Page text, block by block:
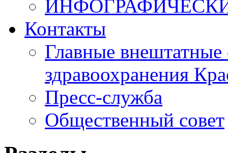
Контакты
Главные внештатные
здравоохранения
Пресс-служба
Общественный совет